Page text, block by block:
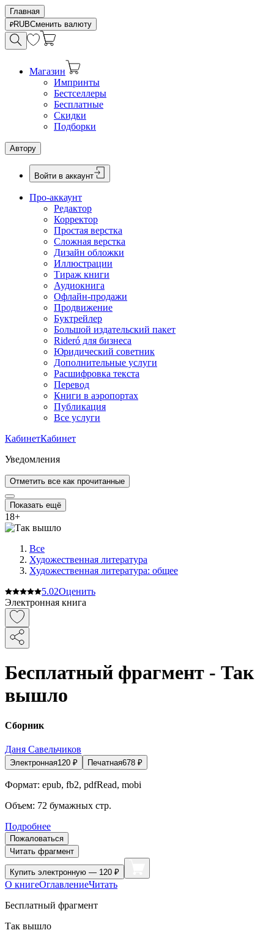
Главная
RUBСменить валюту
Магазин
Импринты
Бестселлеры
Бесплатные
Скидки
Подборки
Автору
Войти в аккаунт
Про-аккаунт
Редактор
Корректор
Простая верстка
Сложная верстка
Дизайн обложки
Иллюстрации
Тираж книги
Аудиокнига
Офлайн-продажи
Продвижение
Буктрейлер
Большой издательский пакет
Rideró для бизнеса
Юридический советник
Дополнительные услуги
Расшифровка текста
Перевод
Книги в аэропортах
Публикация
Все услуги
КабинетКабинет
Уведомления
Отметить все как прочитанные
Показать ещё
18+
Все
Художественная литература
Художественная литература: общее
5.02Оценить
Электронная книга
Бесплатный фрагмент - Так
вышло
Сборник
Даня Савельчиков
Электронная120 ₽ Печатная678 ₽
Формат: epub, fb2, pdfRead, mobi
Объем: 72 бумажных стр.
Подробнее
Пожаловаться
Читать фрагмент
Купить электронную — 120 ₽
О книгеОглавлениеЧитать
Бесплатный фрагмент
Так вышло